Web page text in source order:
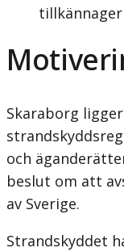
Skaraborg
och
beslut om att
av Sverige.
Strandskyddet